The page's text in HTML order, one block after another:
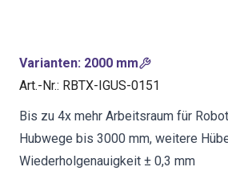
Varianten: 2000 mm
Art.-Nr.: RBTX-IGUS-0151
Bis zu 4x mehr Arbeitsraum für
Hubwege bis 3000 mm, weitere
Wiederholgenauigkeit ± 0,3 mm